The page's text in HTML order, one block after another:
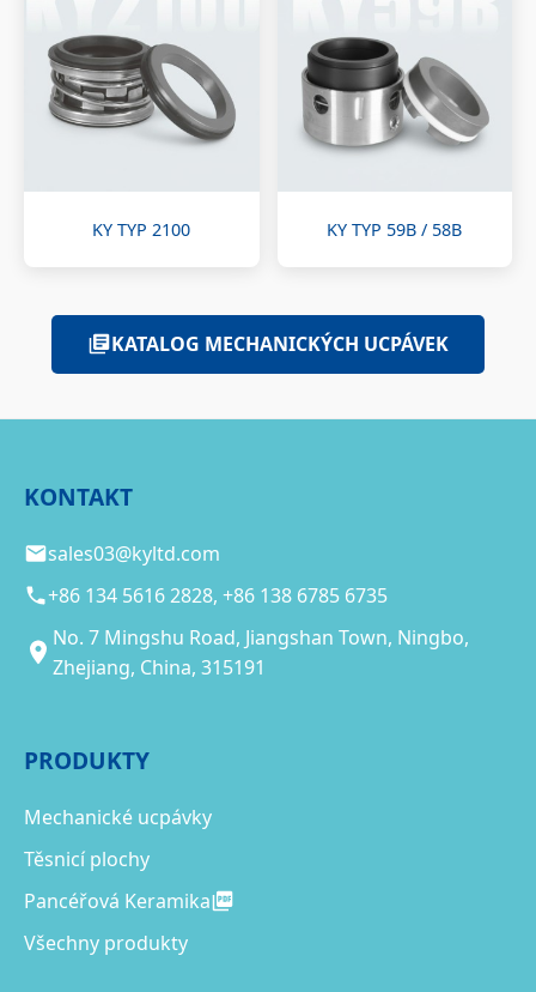
KY TYP 2100 KY TYP 59B / 58B
KATALOG MECHANICKÝCH UCPÁVEK
KONTAKT
sales03@kyltd.com
+86 134 5616 2828, +86 138 6785 6735
No. 7 Mingshu Road, Jiangshan Town, Ningbo,
Zhejiang, China, 315191
PRODUKTY
Mechanické ucpávky
Těsnicí plochy
Pancéřová Keramika
Všechny produkty